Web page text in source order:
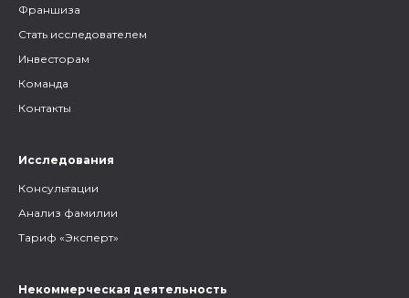
Франшиза
Стать исследователем
Инвесторам
Команда
Контакты
Исследования
Консультации
Анализ фамилии
Тариф «Эксперт»
Некоммерческая деятельность